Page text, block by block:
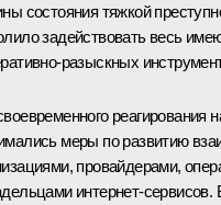
состояния тяжкой
задействовать весь
разыскных
реагирования
меры по развитию
провайдерами,
интернет-сервисов.